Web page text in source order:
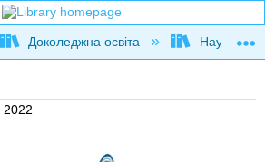
global hierarchy
Доколеджна освіта Наука і
2022